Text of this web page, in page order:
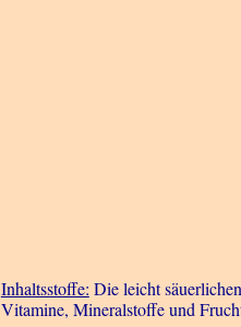
Inhaltsstoffe: Die leicht
Vitamine, Mineralstoffe und